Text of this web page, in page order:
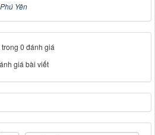
Yên
0 đánh giá
giá bài viết